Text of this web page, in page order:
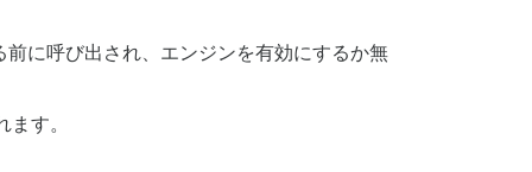
に呼び出され、エンジンを有効にするか無
す。